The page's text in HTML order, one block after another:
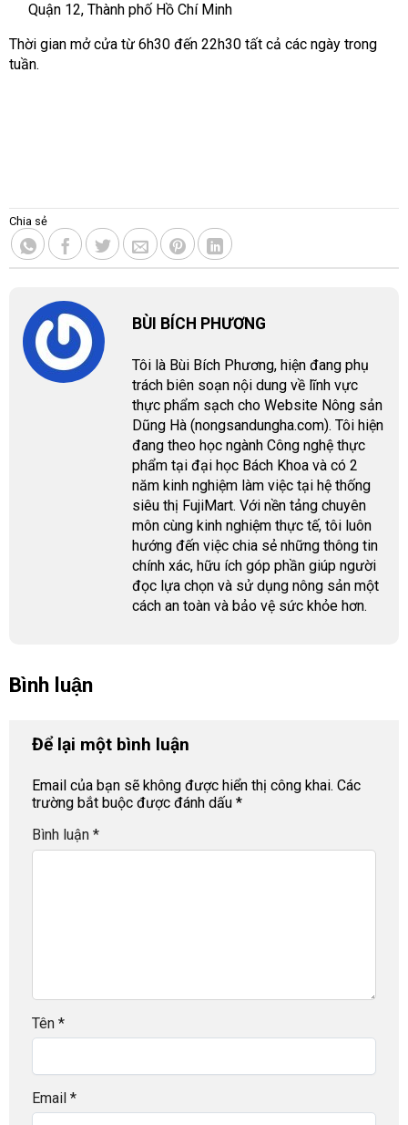
Quận 12, Thành phố Hồ Chí Minh
Thời gian mở cửa từ 6h30 đến 22h30 tất cả các ngày trong
tuần.
Chia sẻ
BÙI BÍCH PHƯƠNG
Tôi là Bùi Bích Phương, hiện đang phụ
trách biên soạn nội dung về lĩnh vực
thực phẩm sạch cho Website Nông sản
Dũng Hà (nongsandungha.com). Tôi hiện
đang theo học ngành Công nghệ thực
phẩm tại đại học Bách Khoa và có 2
năm kinh nghiệm làm việc tại hệ thống
siêu thị FujiMart. Với nền tảng chuyên
môn cùng kinh nghiệm thực tế, tôi luôn
hướng đến việc chia sẻ những thông tin
chính xác, hữu ích góp phần giúp người
đọc lựa chọn và sử dụng nông sản một
cách an toàn và bảo vệ sức khỏe hơn.
Bình luận
Để lại một bình luận
Email của bạn sẽ không được hiển thị công khai. Các
trường bắt buộc được đánh dấu *
Bình luận *
Tên *
Email *